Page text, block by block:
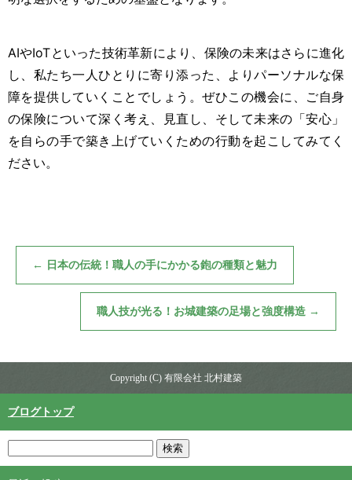
AIやIoTといった技術革新により、保険の未来はさらに進化
し、私たち一人ひとりに寄り添った、よりパーソナルな保
障を提供していくことでしょう。ぜひこの機会に、ご自身
の保険について深く考え、見直し、そして未来の「安心」
を自らの手で築き上げていくための行動を起こしてみてく
ださい。
← 日本の伝統！職人の手にかかる鉋の種類と魅力
職人技が光る！お城建築の足場と強度構造 →
Copyright (C) 有限会社 北村建築
ブログトップ